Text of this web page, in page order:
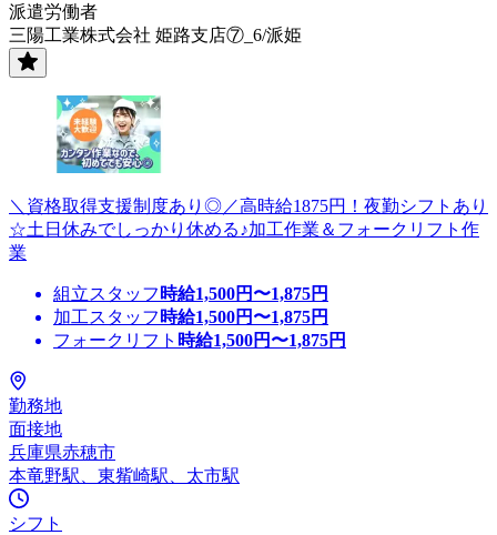
派遣労働者
三陽工業株式会社 姫路支店⑦_6/派姫
＼資格取得支援制度あり◎／高時給1875円！夜勤シフトあり
☆土日休みでしっかり休める♪加工作業＆フォークリフト作
業
組立スタッフ 時給1,500円〜1,875円
加工スタッフ 時給1,500円〜1,875円
フォークリフト 時給1,500円〜1,875円
勤務地
面接地
兵庫県赤穂市
本竜野駅、東觜崎駅、太市駅
シフト